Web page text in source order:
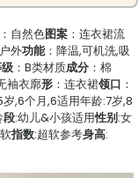
：自然色图案 ：连衣裙流
外功能 ：降温,可机洗,吸
：B类材质成分 ：棉
袖衣廓形 ：连衣裙领口 ：
,6个月,6适用年龄:7岁,8
段:幼儿&小孩适用性别:女
指数:超软参考身高: